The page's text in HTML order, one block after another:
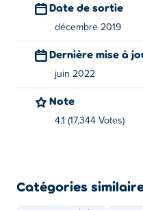
Date de sortie
décembre 2019
Dernière mise à
juin 2022
Note
4.1 (17,344 Votes)
Catégories